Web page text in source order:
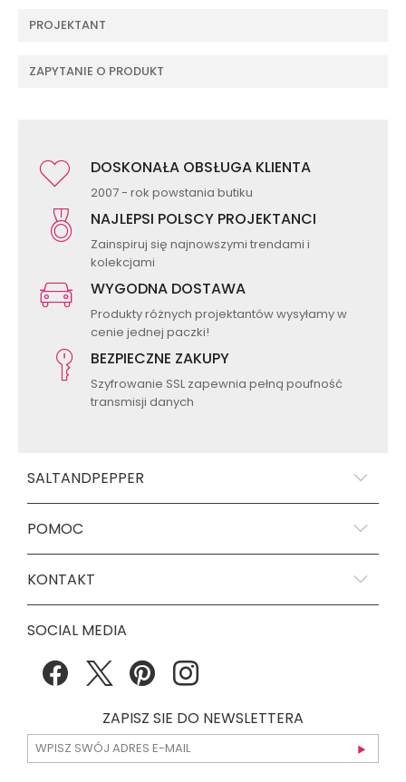
PROJEKTANT
ZAPYTANIE O PRODUKT
DOSKONAŁA OBSŁUGA KLIENTA
2007 - rok powstania butiku
NAJLEPSI POLSCY PROJEKTANCI
Zainspiruj się najnowszymi trendami i
kolekcjami
WYGODNA DOSTAWA
Produkty różnych projektantów wysyłamy w
cenie jednej paczki!
BEZPIECZNE ZAKUPY
Szyfrowanie SSL zapewnia pełną poufność
transmisji danych
SALTANDPEPPER
POMOC
KONTAKT
SOCIAL MEDIA
ZAPISZ SIE DO NEWSLETTERA